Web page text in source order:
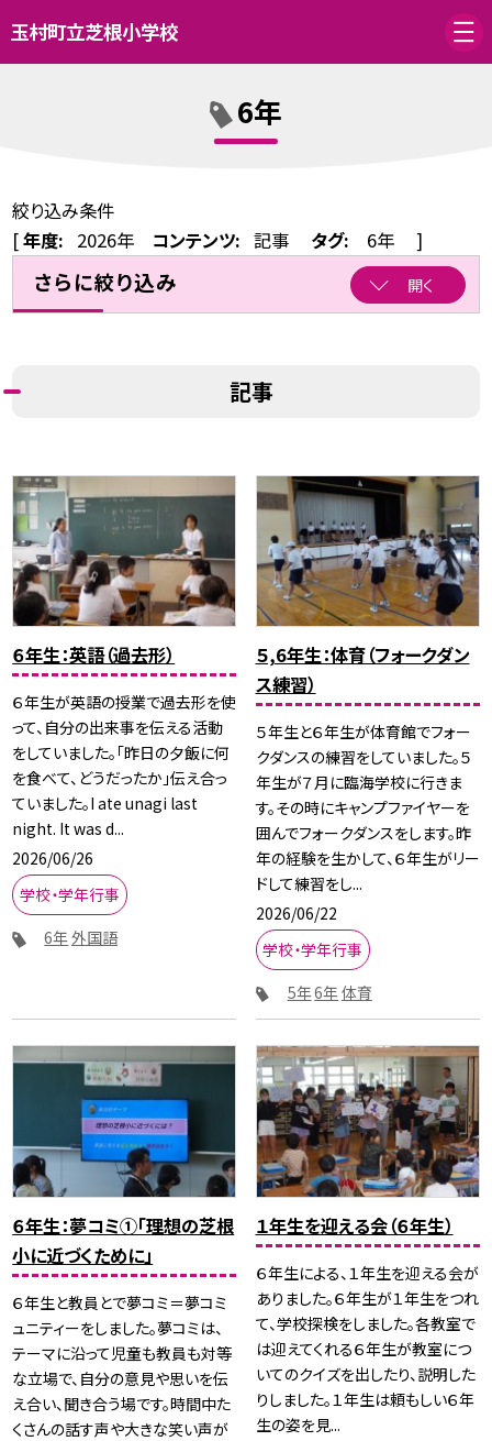
玉村町立芝根小学校
6年
絞り込み条件
[年度: 2026年 コンテンツ: 記事 タグ: 6年 ]
さらに絞り込み 開く
記事
６年生：英語（過去形）
６年生が英語の授業で過去形を使
って、自分の出来事を伝える活動
をしていました。「昨日の夕飯に何
を食べて、どうだったか」伝え合っ
ていました。I ate unagi last
night. It was d...
2026/06/26
学校・学年行事
6年外国語
５,6年生：体育（フォークダン
ス練習）
５年生と６年生が体育館でフォー
クダンスの練習をしていました。５
年生が７月に臨海学校に行きま
す。その時にキャンプファイヤーを
囲んでフォークダンスをします。昨
年の経験を生かして、６年生がリー
ドして練習をし...
2026/06/22
学校・学年行事
5年6年体育
６年生：夢コミ①「理想の芝根
小に近づくために」
６年生と教員とで夢コミ＝夢コミ
ュニティーをしました。夢コミは、
テーマに沿って児童も教員も対等
な立場で、自分の意見や思いを伝
え合い、聞き合う場です。時間中た
くさんの話す声や大きな笑い声が
１年生を迎える会（６年生）
６年生による、１年生を迎える会が
ありました。６年生が１年生をつれ
て、学校探検をしました。各教室で
は迎えてくれる６年生が教室につ
いてのクイズを出したり、説明した
りしました。１年生は頼もしい６年
生の姿を見...